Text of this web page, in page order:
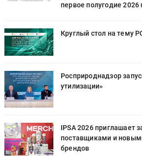
первое полугодие 2026
Круглый стол на тему
Росприроднадзор
утилизации»
IPSA 2026 приглашает
поставщиками и
брендов